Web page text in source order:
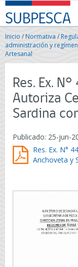
Contenido
principal
SUBPESCA
-
Subsecretaría
de
Pesca
y
Gobierno
de
Chile
Inicio /Normativa /
administración y
Artesanal
Res. Ex.
Autoriza
Sardina
Publicado: 25-jun-
Res. Ex. N°
Anchoveta y